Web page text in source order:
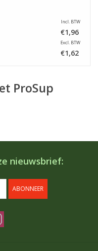
Incl. BTW
€1,96
Excl. BTW
€1,62
ProSup
nieuwsbrief:
ABONNEER